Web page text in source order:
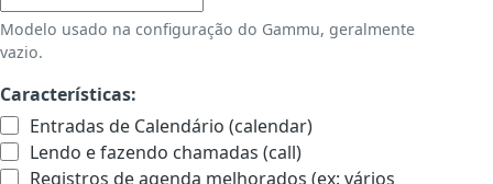
Modelo usado na configuração do Gammu, geralmente
vazio.
Características:
Entradas de Calendário (calendar)
Lendo e fazendo chamadas (call)
Registros de agenda melhorados (ex: vários